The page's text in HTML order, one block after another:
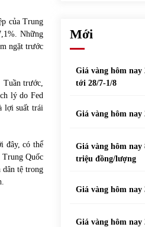
của Trung
Những
ngặt trước
Tuần trước,
lý do Fed
lợi suất trái
đây, có thể
Quốc
dân tệ trong
Mới
Giá vàng hôm nay
tới 28/7-1/8
Giá vàng hôm
Giá vàng hôm nay
triệu đồng/lượng
Giá vàng hôm
Giá vàng hôm nay